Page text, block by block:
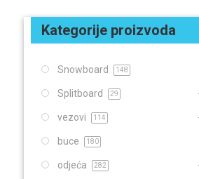
Kategorije proizvoda
Snowboard 148
Splitboard 29
vezovi 114
buce 180
odjeća 282